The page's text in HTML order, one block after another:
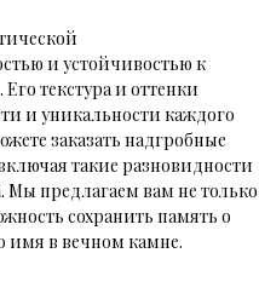
и устойчивостью к
текстура и оттенки
и уникальности каждого
заказать надгробные
такие разновидности
Мы предлагаем вам не только
сохранить память о
имя в вечном камне.